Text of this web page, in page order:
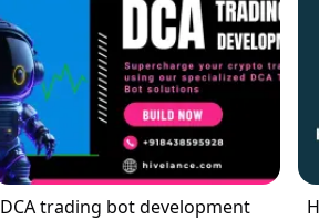
DCA trading bot development